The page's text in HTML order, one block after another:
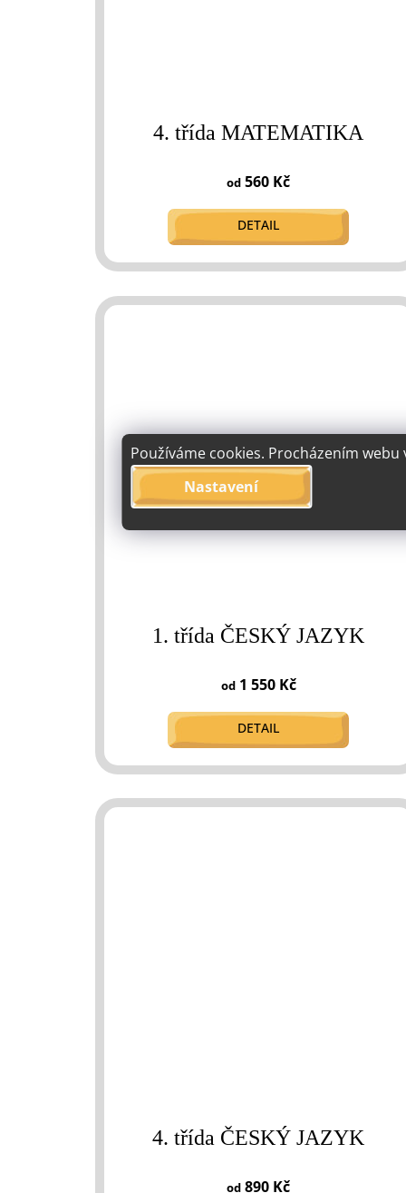
Používáme cookies. Procházením
Nastavení
4. třída MATEMATIKA
od 560 Kč
DETAIL
1. třída ČESKÝ JAZYK
od1 550 Kč
DETAIL
4. třída ČESKÝ JAZYK
od 890 Kč